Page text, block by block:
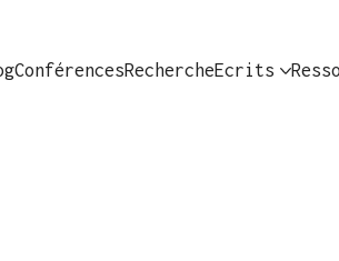
ConférencesRechercheEcrits